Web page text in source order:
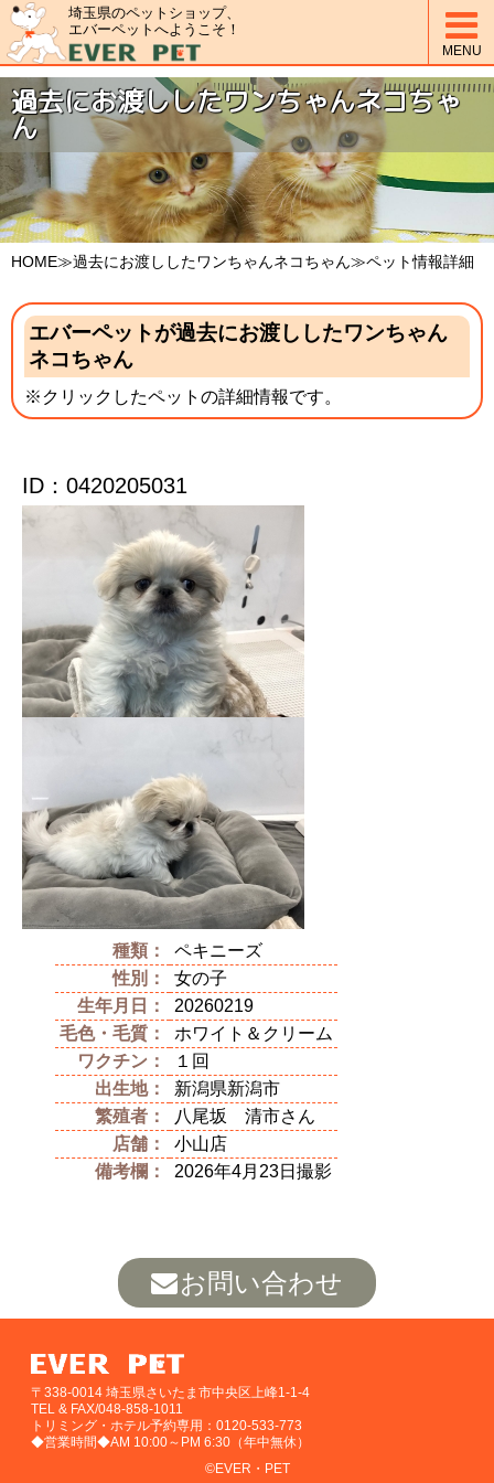
埼玉県のペットショップ、
エバーペットへようこそ！

MENU
過去にお渡ししたワンちゃんネコちゃ
ん
HOME≫過去にお渡ししたワンちゃんネコちゃん≫ペット情報詳細
エバーペットが過去にお渡ししたワンちゃん
ネコちゃん
※クリックしたペットの詳細情報です。
ID：0420205031
種類：
ペキニーズ
性別：
女の子
生年月日：
20260219
毛色・毛質：
ホワイト＆クリーム
ワクチン：
１回
出生地：
新潟県新潟市
繁殖者：
八尾坂 清市さん
店舗：
小山店
備考欄：
2026年4月23日撮影
お問い合わせ
〒338-0014 埼玉県さいたま市中央区上峰1-1-4
TEL & FAX/048-858-1011
トリミング・ホテル予約専用：0120-533-773
◆営業時間◆AM 10:00～PM 6:30（年中無休）
©EVER・PET